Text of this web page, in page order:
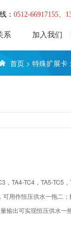
： 0512-66917155、
系 加入我们
首页 > 特殊扩展卡
TA4-TC4，TA5-TC5
用作恒压供水一拖二
输出可实现恒压供水一